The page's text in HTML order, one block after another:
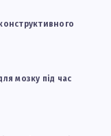
мозку під час